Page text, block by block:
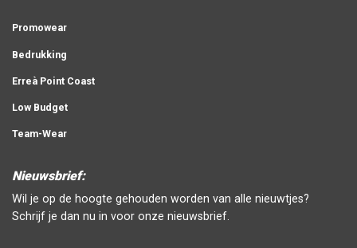
Promowear
Bedrukking
Erreà Point Coast
Low Budget
Team-Wear
Nieuwsbrief:
Wil je op de hoogte gehouden worden van alle nieuwtjes?
Schrijf je dan nu in voor onze nieuwsbrief.